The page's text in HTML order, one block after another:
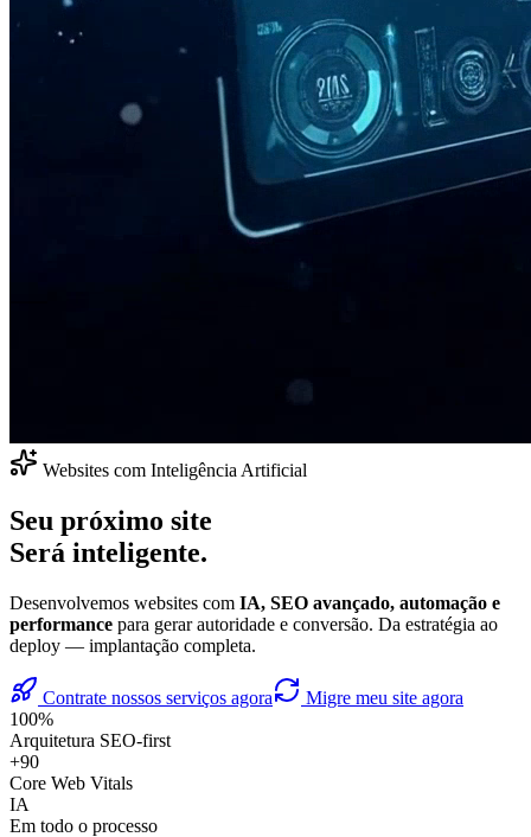
Websites com Inteligência Artificial
Seu próximo site
Será inteligente.
Desenvolvemos websites com IA, SEO avançado, automação e
performance para gerar autoridade e conversão. Da estratégia ao
deploy — implantação completa.
Contrate nossos serviços agora
Migre meu site agora
100%
Arquitetura SEO-first
+90
Core Web Vitals
IA
Em todo o processo